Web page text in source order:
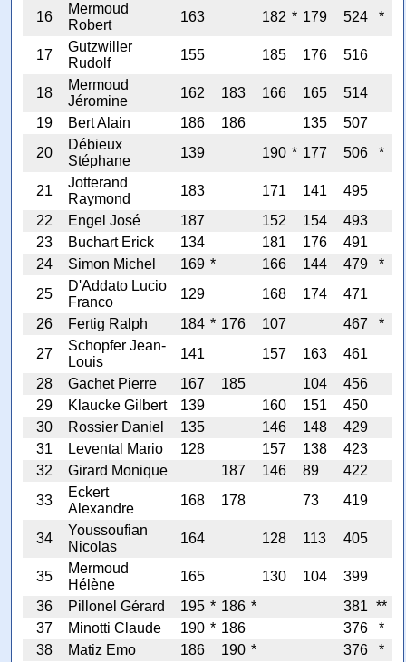
16
Mermoud
Robert
163 182 * 179 524 *
17
Gutzwiller
Rudolf
155 185 176 516
18
Mermoud
Jéromine
162 183 166 165
514
19
Bert Alain 186 186 135
507
20
Débieux
Stéphane
139 190 * 177 506 *
21
Jotterand
Raymond
183 171 141
495
22
Engel José 187 152 154
493
23
Buchart Erick 134 181 176
491
24
Simon Michel 169 * 166 144 479
*
25
D'Addato Lucio
Franco
129 168 174
471
26
Fertig Ralph 184 * 176 107 467
*
27
Schopfer Jean-
Louis
141 157 163
461
28
Gachet Pierre 167 185 104
456
29
Klaucke Gilbert 139 160 151
450
30
Rossier Daniel 135 146 148
429
31
Levental Mario 128 157 138
423
32
Girard Monique 187 146 89
422
33
Eckert
Alexandre
168 178 73 419
34
Youssoufian
Nicolas
164 128 113 405
35
Mermoud
Hélène
165 130 104
399
36
Pillonel Gérard 195 * 186 * 381 **
37
Minotti Claude 190 * 186 376
*
38
Matiz Emo 186 190 * 376
*